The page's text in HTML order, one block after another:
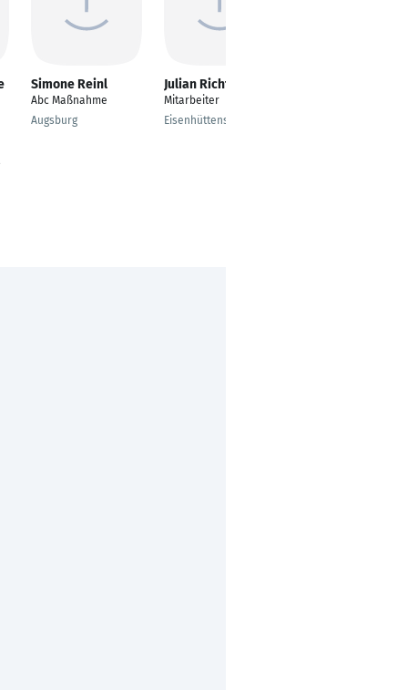
Simone Reinl
Abc Maßnahme
Augsburg
Julian Richter
Mitarbeiter
Eisenhüttenstadt